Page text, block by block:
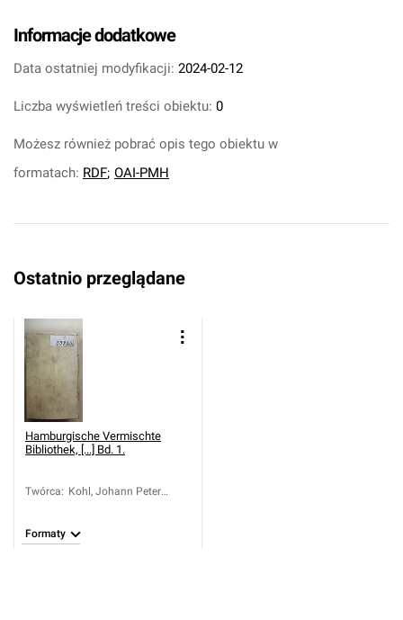
Informacje dodatkowe
Data ostatniej modyfikacji: 2024-02-12
Liczba wyświetleń treści obiektu: 0
Możesz również pobrać opis tego obiektu w
formatach: RDF; OAI-PMH
Ostatnio przeglądane
Hamburgische Vermischte
Bibliothek, [...] Bd. 1.
Twórca: Kohl, Johann Peter
Formaty